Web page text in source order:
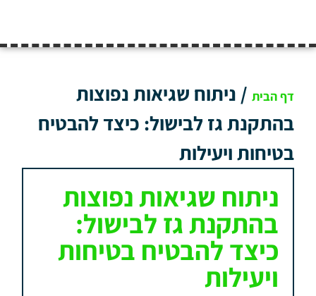
דף הבית / ניתוח שגיאות נפוצות
בהתקנת גז לבישול: כיצד להבטיח
בטיחות ויעילות
ניתוח שגיאות נפוצות
בהתקנת גז לבישול:
כיצד להבטיח בטיחות
ויעילות